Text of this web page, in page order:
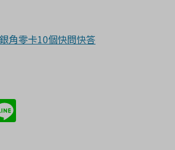
角零卡10個快問快答